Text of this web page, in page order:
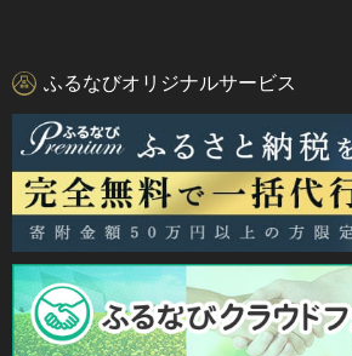
ふるなびオリジナルサービス